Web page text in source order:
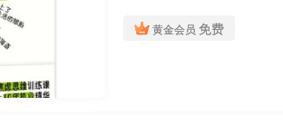
黄金会员 免费